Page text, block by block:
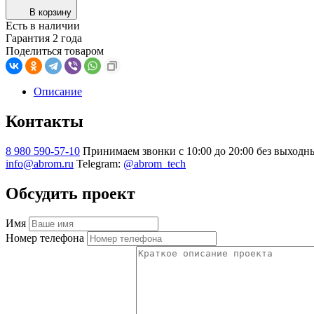
В корзину
Есть в наличии
Гарантия 2 года
Поделиться товаром
Описание
Контакты
8 980 590-57-10 Принимаем звонки с 10:00 до 20:00 без
info@abrom.ru Telegram: @abrom_tech
Обсудить проект
Имя
Номер телефона